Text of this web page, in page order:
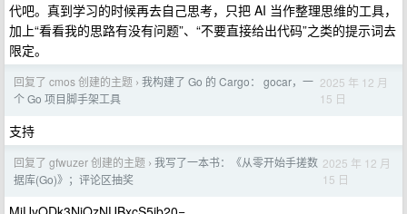
代吧。真到学习的时候再去自己思考，只把 AI 当作整理思维的工具，
加上“看看我的思路有没有问题”、“不要直接给出代码”之类的提示词去
限定。
回复了 cmos 创建的主题 › 我构建了 Go 的 Cargo： gocar，一
个 Go 项目脚手架工具
2025 年 12 月
15 日
支持
回复了 gfwuzer 创建的主题 › 我写了一本书：《从零开始手搓数
据库(Go)》；评论区抽奖
2025 年 12 月
15 日